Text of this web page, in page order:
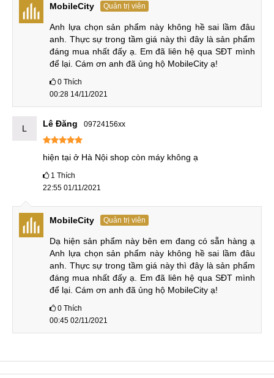
MobileCity Quản trị viên
Anh lựa chọn sản phẩm này không hề sai lầm đâu
anh. Thực sự trong tầm giá này thì đây là sản phẩm
đáng mua nhất đấy ạ. Em đã liên hệ qua SĐT mình
để lại. Cám ơn anh đã ủng hộ MobileCity ạ!
0 Thích
00:28 14/11/2021
L Lê Đăng 09724156xx
hiện tại ở Hà Nội shop còn máy không ạ
1 Thích
22:55 01/11/2021
MobileCity Quản trị viên
Dạ hiện sản phẩm này bên em đang có sẵn hàng ạ
Anh lựa chọn sản phẩm này không hề sai lầm đâu
anh. Thực sự trong tầm giá này thì đây là sản phẩm
đáng mua nhất đấy ạ. Em đã liên hệ qua SĐT mình
để lại. Cám ơn anh đã ủng hộ MobileCity ạ!
0 Thích
00:45 02/11/2021